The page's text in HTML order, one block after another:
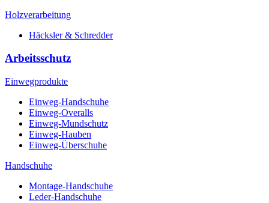
Holzverarbeitung
Häcksler & Schredder
Arbeitsschutz
Einwegprodukte
Einweg-Handschuhe
Einweg-Overalls
Einweg-Mundschutz
Einweg-Hauben
Einweg-Überschuhe
Handschuhe
Montage-Handschuhe
Leder-Handschuhe